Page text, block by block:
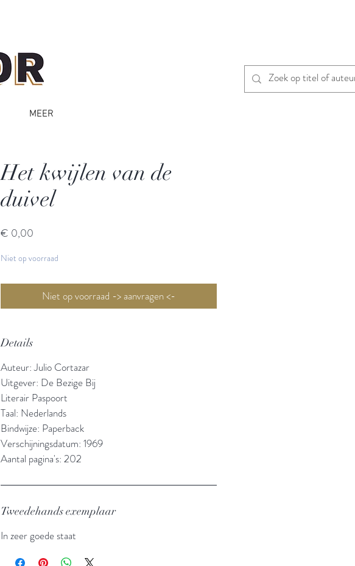
MEER
Het kwijlen van de
duivel
€ 0,00
Niet op voorraad
Niet op voorraad -> aanvragen <-
Details
Auteur: Julio Cortazar
Uitgever: De Bezige Bij
Literair Paspoort
Taal: Nederlands
Bindwijze: Paperback
Verschijningsdatum: 1969
Aantal pagina's: 202
Tweedehands exemplaar
In zeer goede staat